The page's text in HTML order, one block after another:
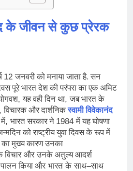
के जीवन से कुछ प्रेरक
12जनवरी को मनाया जाता है. सन
पूरे भारत देश की परंपरा का एक अमिट
,यह वही दिन था,जब भारत के
,विचारक और दार्शनिकस्वामी विवेकानंद
, भारत सरकार ने 1984में यह घोषणा
को राष्ट्रीय युवा दिवस के रूप में
का मुख्य कारणउनका
और उनके अतुल्य आदर्श
किया और भारत के साथ–साथ